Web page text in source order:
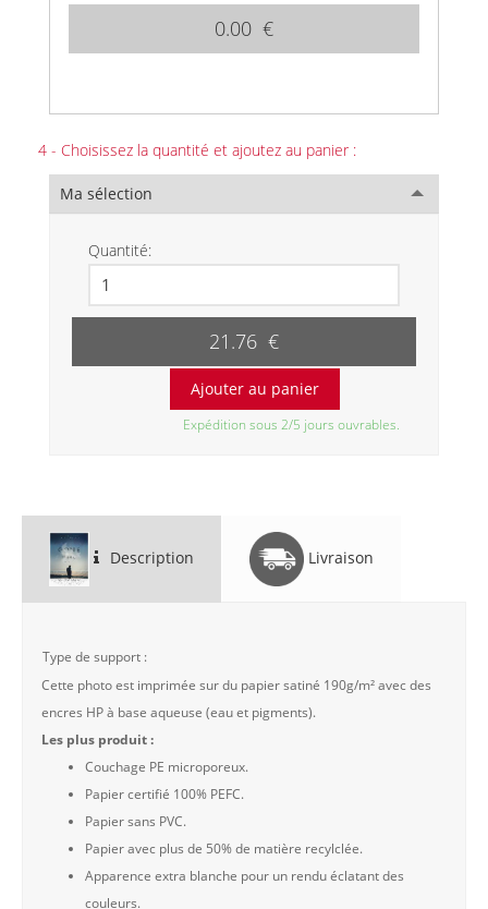
0.00 €
4 - Choisissez la quantité et ajoutez au panier :
Ma sélection
Quantité:
21.76 €
Expédition sous 2/5 jours ouvrables.
Description Livraison
Type de support :
Cette photo est imprimée sur du papier satiné 190g/m² avec des
encres HP à base aqueuse (eau et pigments).
Les plus produit :
Couchage PE microporeux.
Papier certifié 100% PEFC.
Papier sans PVC.
Papier avec plus de 50% de matière recylclée.
Apparence extra blanche pour un rendu éclatant des
couleurs.